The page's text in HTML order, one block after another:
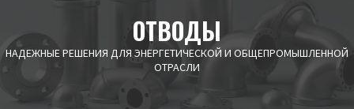
НАДЕЖНЫЕ РЕШЕНИЯ ДЛЯ ЭНЕРГЕТИЧЕСКОЙ И ОБЩЕПРОМЫШЛЕННОЙ
ОТРАСЛИ
ОТВОДЫ